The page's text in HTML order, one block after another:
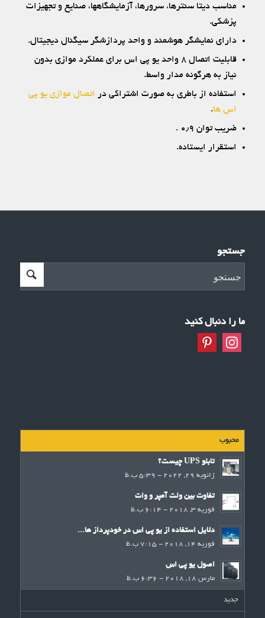
مناسب دیتا سنترها، سرورها، آزمایشگاهها، صنایع و تجهیزات
پزشکی.
دارای نمایشگر هوشمند و واحد پردازشگر سیگنال دیجیتال.
قابلیت اتصال ۸ واحد یو پی اس برای عملکرد موازی بدون
نیاز به هرگونه مدار واسط.
استفاده از باطری به صورت اشتراکی در
اتصال موازی یو پی
اس ها.
ضریب توان ۰٫۹ .
استقرار ایستاده.
جستجو
ما را دنبال کنید
محبوب
تابلو UPS چیست؟
ژانویه 29, 2022 - 5:39 ب.ظ
تفاوت بین ولت آمپر و وات
فوریه 3, 2018 - 6:14 ب.ظ
دلایل استفاده از یو پی اس در خودپرداز ها...
فوریه 14, 2018 - 7:15 ب.ظ
اصول یو پی اس
مارس 18, 2018 - 6:36 ب.ظ
جدید